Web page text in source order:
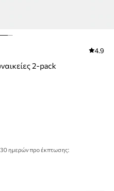
4.9
2-pack
30 ημερών προ έκπτωσης: